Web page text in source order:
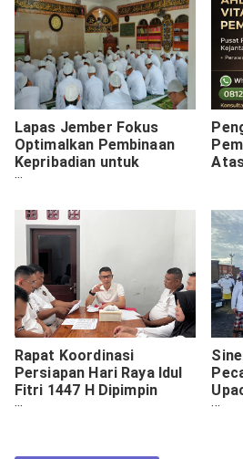
Lapas Jember Fokus
Optimalkan Pembinaan
Kepribadian untuk
Hasilkan Warga Binaan
Rapat Koordinasi
Persiapan Hari Raya Idul
Fitri 1447 H Dipimpin
Kalapas Jember